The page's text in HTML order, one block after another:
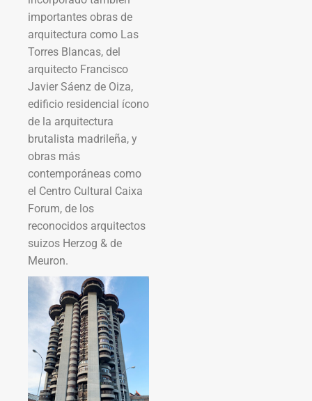
importantes obras de
arquitectura como Las
Torres Blancas, del
arquitecto Francisco
Javier Sáenz de Oiza,
edificio residencial ícono
de la arquitectura
brutalista madrileña, y
obras más
contemporáneas como
el Centro Cultural Caixa
Forum, de los
reconocidos arquitectos
suizos Herzog & de
Meuron.